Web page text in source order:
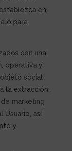
en
o para
con una
operativa y
social
la extracción,
marketing
Usuario, así
y